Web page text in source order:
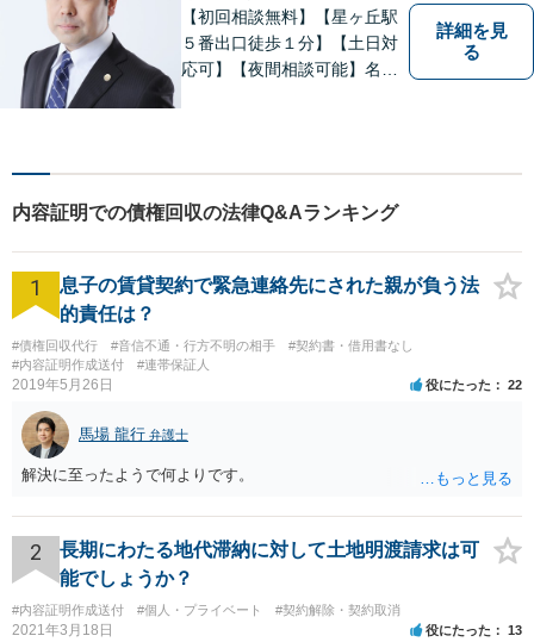
【初回相談無料】【星ヶ丘駅
５番出口徒歩１分】【土日対
応可】【夜間相談可能】名古
詳細を見
る
内容証明での債権回収の法律Q&Aランキング
1
息子の賃貸契約で緊急連絡先にされた親が負う法
的責任は？
#債権回収代行 #音信不通・行方不明の相手
#契約書・借用書なし
#内容証明作成送付
#連帯保証人
2019年5月26日 役にたった 22
馬場 龍行 弁護士
解決に至ったようで何よりです。
2
長期にわたる地代滞納に対して土地明渡請求は可
能でしょうか？
#内容証明作成送付 #個人・プライベート #契約解除・契約取消
2021年3月18日 役にたった 13